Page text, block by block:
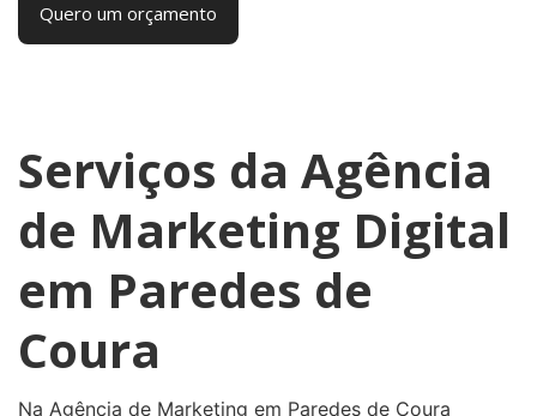
Quero um orçamento
Serviços da Agência
de Marketing Digital
em Paredes de
Coura
Na Agência de Marketing em Paredes de Coura